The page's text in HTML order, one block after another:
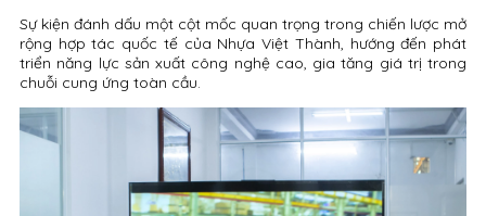
Sự kiện đánh dấu một cột mốc quan trọng trong chiến lược mở
rộng hợp tác quốc tế của Nhựa Việt Thành, hướng đến phát
triển năng lực sản xuất công nghệ cao, gia tăng giá trị trong
chuỗi cung ứng toàn cầu.